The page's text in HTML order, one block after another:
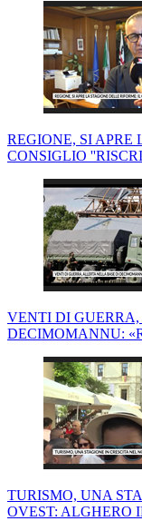
REGIONE, SI APRE
CONSIGLIO
VENTI DI
DECIMOMANNU:
TURISMO, UNA
OVEST: ALGHERO